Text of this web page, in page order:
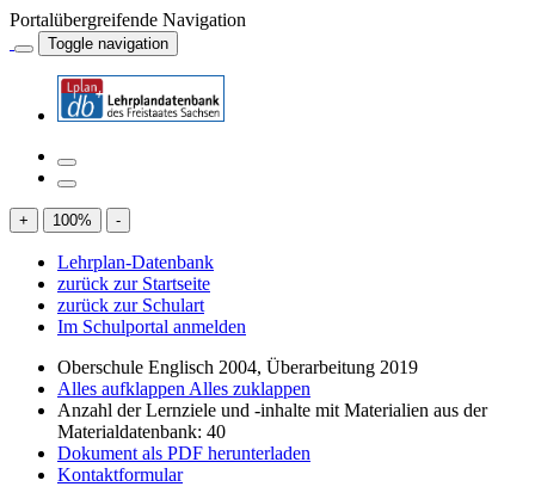
Portalübergreifende Navigation
Toggle navigation
+ 100% -
Lehrplan-Datenbank
zurück zur Startseite
zurück zur Schulart
Im Schulportal anmelden
Oberschule Englisch 2004, Überarbeitung 2019
Alles aufklappen Alles zuklappen
Anzahl der Lernziele und -inhalte mit Materialien aus der
Materialdatenbank: 40
Dokument als PDF herunterladen
Kontaktformular